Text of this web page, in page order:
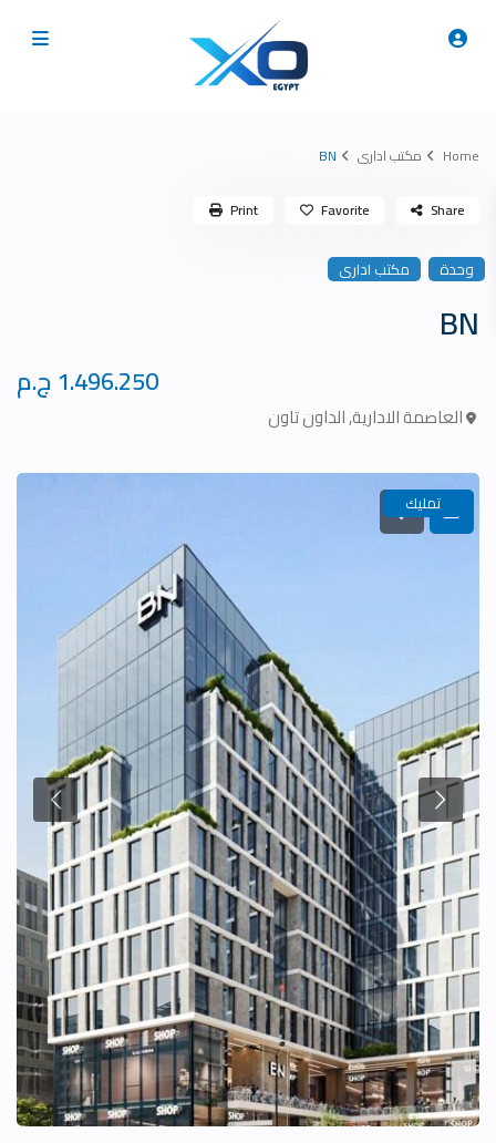
Home مكتب ادارى BN
وحدة مكتب ادارى
BN
العاصمة الادارية,الداون تاون
Share
Favorite
Print
تمليك